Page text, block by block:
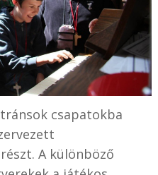
csapatokba
A különböző